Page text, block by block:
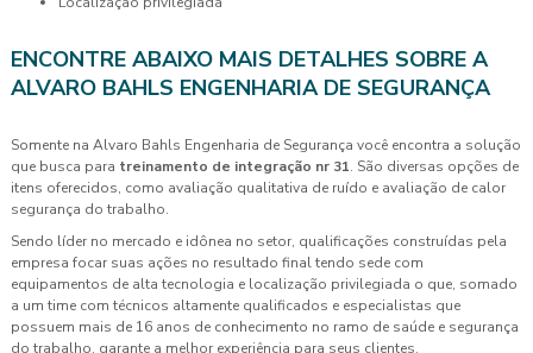
ENCONTRE ABAIXO MAIS DETALHES SOBRE A
ALVARO BAHLS ENGENHARIA DE SEGURANÇA
Somente na Alvaro Bahls Engenharia de Segurança você encontra a solução
que busca para treinamento de integração nr 31. São diversas opções de
itens oferecidos, como avaliação qualitativa de ruído e avaliação de calor
segurança do trabalho.
Sendo líder no mercado e idônea no setor, qualificações construídas pela
empresa focar suas ações no resultado final tendo sede com
equipamentos de alta tecnologia e localização privilegiada o que, somado
a um time com técnicos altamente qualificados e especialistas que
possuem mais de 16 anos de conhecimento no ramo de saúde e segurança
do trabalho, garante a melhor experiência para seus clientes.